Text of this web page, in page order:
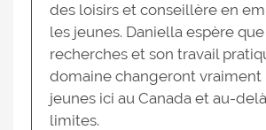
des loisirs et conseillère en
les jeunes. Daniella espère
recherches et son travail
domaine changeront vraiment
jeunes ici au Canada et au-
limites.